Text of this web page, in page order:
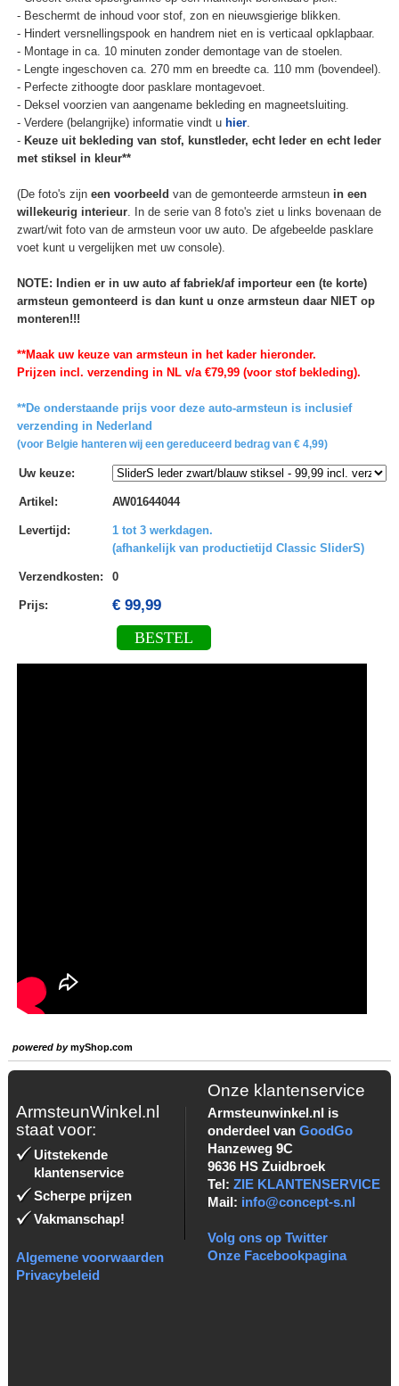
- Beschermt de inhoud voor stof, zon en nieuwsgierige blikken.
- Hindert versnellingspook en handrem niet en is verticaal opklapbaar.
- Montage in ca. 10 minuten zonder demontage van de stoelen.
- Lengte ingeschoven ca. 270 mm en breedte ca. 110 mm (bovendeel).
- Perfecte zithoogte door pasklare montagevoet.
- Deksel voorzien van aangename bekleding en magneetsluiting.
- Verdere (belangrijke) informatie vindt u hier.
- Keuze uit bekleding van stof, kunstleder, echt leder en echt leder
met stiksel in kleur**
(De foto's zijn een voorbeeld van de gemonteerde armsteun in een
willekeurig interieur. In de serie van 8 foto's ziet u links bovenaan de
zwart/wit foto van de armsteun voor uw auto. De afgebeelde pasklare
voet kunt u vergelijken met uw console).
NOTE: Indien er in uw auto af fabriek/af importeur een (te korte)
armsteun gemonteerd is dan kunt u onze armsteun daar NIET op
monteren!!!
**Maak uw keuze van armsteun in het kader hieronder.
Prijzen incl. verzending in NL v/a €79,99 (voor stof bekleding).
**De onderstaande prijs voor deze auto-armsteun is inclusief
verzending in Nederland
(voor Belgie hanteren wij een gereduceerd bedrag van € 4,99)
Uw keuze:
Artikel : AW01644044
Levertijd :
1 tot 3 werkdagen.
(afhankelijk van productietijd Classic SliderS)
Verzendkosten: 0
Prijs: € 99,99
BESTEL
powered bymyShop.com
ArmsteunWinkel.nl
staat voor:
Uitstekende
klantenservice
Scherpe prijzen
Vakmanschap!
Algemene voorwaarden
Privacybeleid
Onze klantenservice
Armsteunwinkel.nl is
onderdeel van GoodGo
Hanzeweg 9C
9636 HS Zuidbroek
Tel: ZIE KLANTENSERVICE
Mail: info@concept-s.nl
Volg ons op Twitter
Onze Facebookpagina